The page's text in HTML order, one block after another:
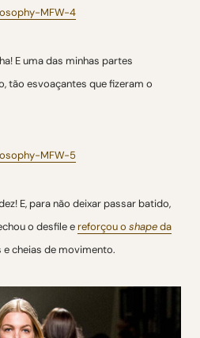
E uma das minhas partes
tão esvoaçantes que fizeram o
E, para não deixar passar batido,
o desfile e reforçou o shapeda
e cheias de movimento.